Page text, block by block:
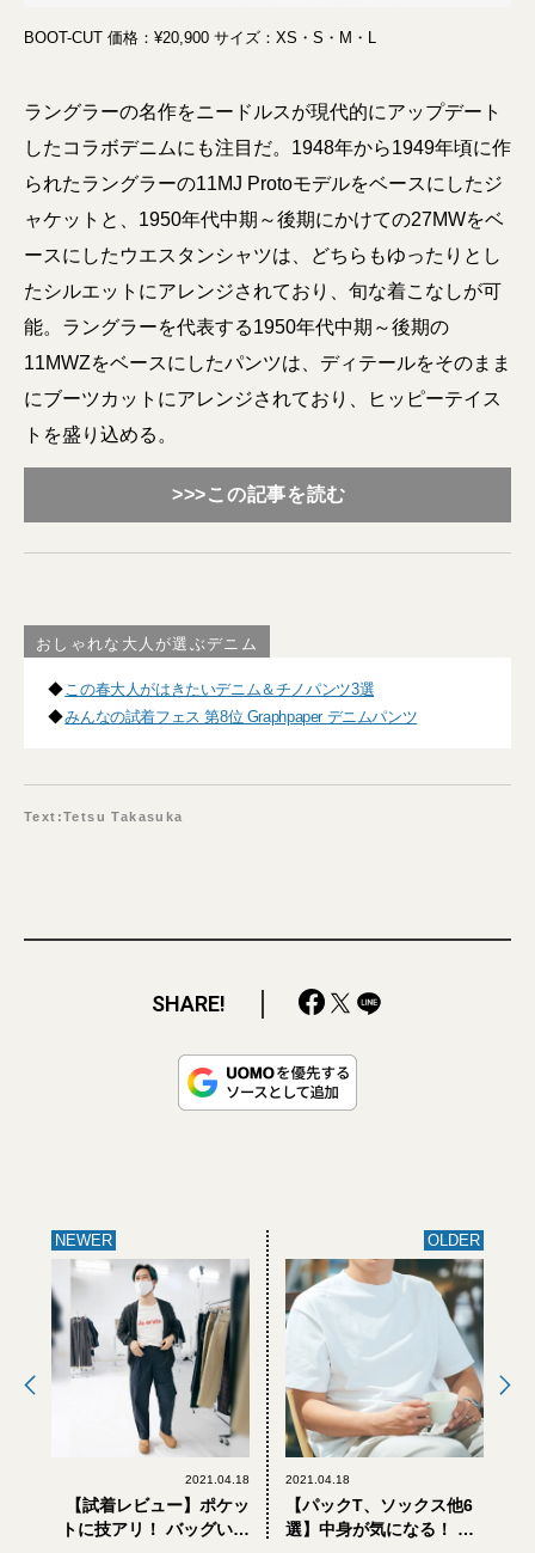
BOOT-CUT 価格：¥20,900 サイズ：XS・S・M・L
ラングラーの名作をニードルスが現代的にアップデート
したコラボデニムにも注目だ。1948年から1949年頃に作
られたラングラーの11MJ Protoモデルをベースにしたジ
ャケットと、1950年代中期～後期にかけての27MWをベ
ースにしたウエスタンシャツは、どちらもゆったりとし
たシルエットにアレンジされており、旬な着こなしが可
能。ラングラーを代表する1950年代中期～後期の
11MWZをベースにしたパンツは、ディテールをそのまま
にブーツカットにアレンジされており、ヒッピーテイス
トを盛り込める。
>>>この記事を読む
おしゃれな大人が選ぶデニム
◆この春大人がはきたいデニム＆チノパンツ3選
◆みんなの試着フェス 第8位 Graphpaper デニムパンツ
Text:Tetsu Takasuka
SHARE!
NEWER
2021.04.18
【試着レビュー】ポケッ
トに技アリ！ バッグいら
OLDER
2021.04.18
【パックT、ソックス他6
選】中身が気になる！ あ